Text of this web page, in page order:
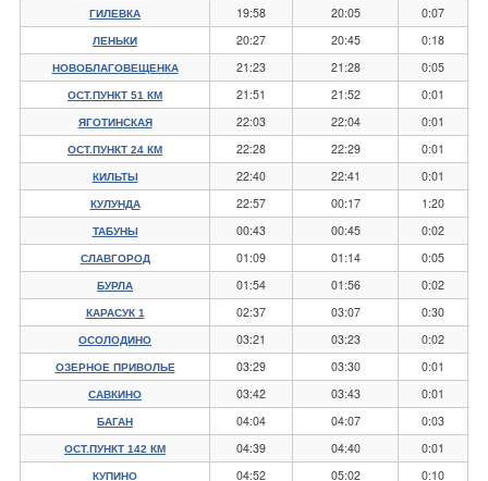
ГИЛЕВКА 19:58 20:05 0:07
ЛЕНЬКИ 20:27 20:45 0:18
НОВОБЛАГОВЕЩЕНКА 21:23 21:28 0:05
ОСТ.ПУНКТ 51 КМ 21:51 21:52 0:01
ЯГОТИНСКАЯ 22:03 22:04 0:01
ОСТ.ПУНКТ 24 КМ 22:28 22:29 0:01
КИЛЬТЫ 22:40 22:41 0:01
КУЛУНДА 22:57 00:17 1:20
ТАБУНЫ 00:43 00:45 0:02
СЛАВГОРОД 01:09 01:14 0:05
БУРЛА 01:54 01:56 0:02
КАРАСУК 1 02:37 03:07 0:30
ОСОЛОДИНО 03:21 03:23 0:02
ОЗЕРНОЕ ПРИВОЛЬЕ 03:29 03:30 0:01
САВКИНО 03:42 03:43 0:01
БАГАН 04:04 04:07 0:03
ОСТ.ПУНКТ 142 КМ 04:39 04:40 0:01
КУПИНО 04:52 05:02 0:10